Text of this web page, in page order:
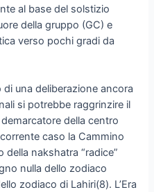
al base del solstizio
della gruppo (GC) e
verso pochi gradi da
una deliberazione ancora
si potrebbe raggrinzire il
della centro
caso la Cammino
nakshatra “radice”
nulla dello zodiaco
zodiaco di Lahiri(8). L’Era